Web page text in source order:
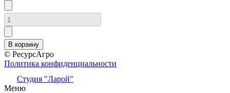
© РесурсАгро
Политика конфиденциальности
Студия "Ларой"
Меню